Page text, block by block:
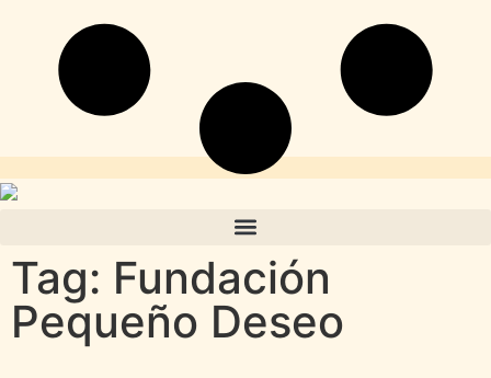
Tag: Fundación
Pequeño Deseo